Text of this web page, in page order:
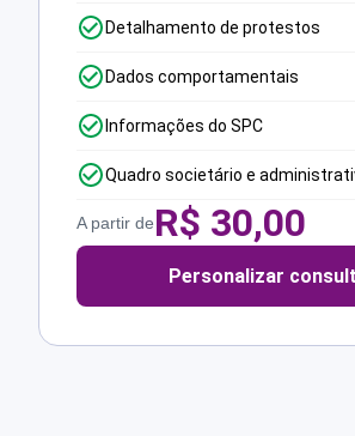
Detalhamento de protestos
Dados comportamentais
Informações do SPC
Quadro societário e
A partir deR$ 30,00
Personalizar